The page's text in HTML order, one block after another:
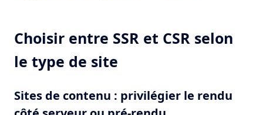
Choisir entre SSR et CSR selon
le type de site
Sites de contenu : privilégier le rendu